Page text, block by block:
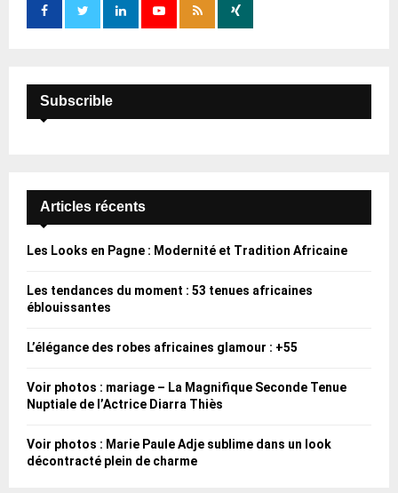
:
H
Subscrible
Articles récents
Les Looks en Pagne : Modernité et Tradition Africaine
Les tendances du moment : 53 tenues africaines
éblouissantes
L’élégance des robes africaines glamour : +55
Voir photos : mariage – La Magnifique Seconde Tenue
Nuptiale de l’Actrice Diarra Thiès
Voir photos : Marie Paule Adje sublime dans un look
décontracté plein de charme